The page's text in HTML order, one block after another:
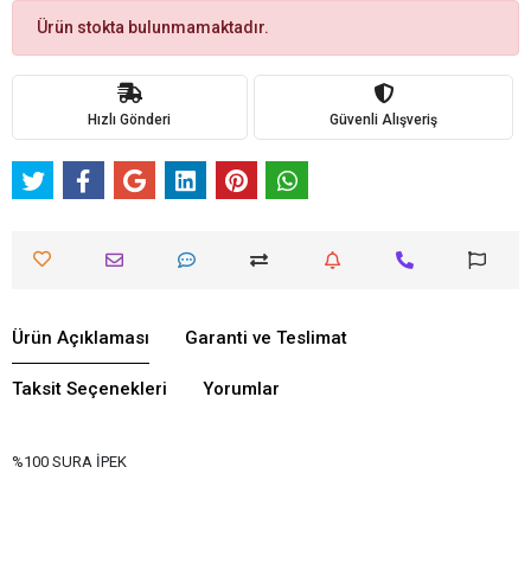
Ürün stokta bulunmamaktadır.
Hızlı Gönderi Güvenli Alışveriş
Ürün Açıklaması Garanti ve Teslimat
Taksit Seçenekleri Yorumlar
%100 SURA İPEK